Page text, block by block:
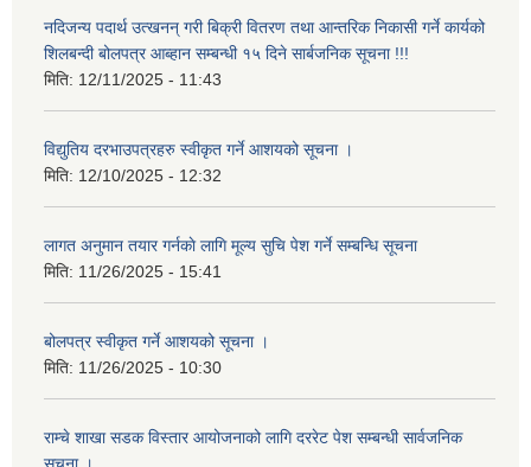
नदिजन्य पदार्थ उत्खनन् गरी बिक्री वितरण तथा आन्तरिक निकासी गर्ने कार्यको
शिलबन्दी बोलपत्र आब्हान सम्बन्धी १५ दिने सार्बजनिक सूचना !!!
मिति: 12/11/2025 - 11:43
विद्युतिय दरभाउपत्रहरु स्वीकृत गर्ने आशयको सूचना ।
मिति: 12/10/2025 - 12:32
लागत अनुमान तयार गर्नकाे लागि मूल्य सुचि पेश गर्ने सम्बन्धि सूचना
मिति: 11/26/2025 - 15:41
बोलपत्र स्वीकृत गर्ने आशयको सूचना ।
मिति: 11/26/2025 - 10:30
राम्चे शाखा सडक विस्तार आयोजनाको लागि दररेट पेश सम्बन्धी सार्वजनिक